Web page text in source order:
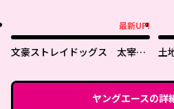
最新UP!
文豪ストレイドッグス 太宰を
土
ヤングエースの詳